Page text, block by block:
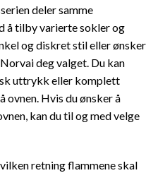
deler samme
å tilby varierte sokler og
og diskret stil eller ønsker
deg valget. Du kan
uttrykk eller komplett
ovnen. Hvis du ønsker å
kan du til og med velge
retning flammene skal